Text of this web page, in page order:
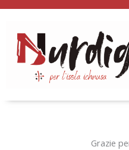
Vai
contenuto
Grazie